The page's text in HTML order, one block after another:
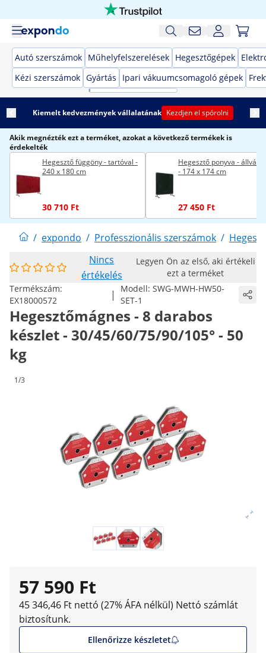
Autó szerszámok Műhelyfelszerelések Hegesztőgépek
Kézi szerszámok Gyártás Ipari vákuumcsomagoló gépek
Kiemelt kedvezmények vállalatának Kezdjen el spórolni
Akik megnézték ezt a terméket, azokat a következő termékek is
érdekelték
Hegesztő függöny - tartóval -
240 x 180 cm
30 710 Ft
Hegesztő ponyva -
- 174 x 174 cm
27 450 Ft
/ expondo / Professzionális szerszámok /
Nincs
értékelés
Legyen Ön az első, aki értékeli
ezt a terméket
Termékszám:
EX18000572
| Modell:SWG-MWH-HW50-
SET-1
Hegesztőmágnes - 8 darabos
készlet - 30/45/60/75/90/105° - 50
kg
1/3
57 590 Ft
45 346,46 Ft nettó (27% ÁFA nélkül) Nettó számlát
biztosítunk.
Ellenőrizze készletet